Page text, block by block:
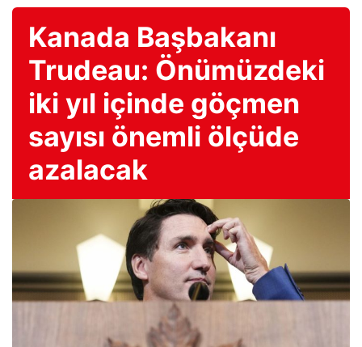
Kanada Başbakanı
Trudeau: Önümüzdeki
iki yıl içinde göçmen
sayısı önemli ölçüde
azalacak